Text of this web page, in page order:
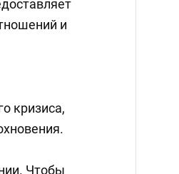
и
кризиса,
Чтобы